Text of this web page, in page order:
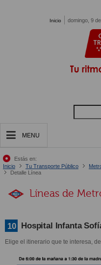
Inicio domingo, 9
MENU
Estás en:
Inicio
Tu Transporte Público
Detalle Línea
Líneas de
10 Hospital Infanta
Elige el itinerario que te interesa,